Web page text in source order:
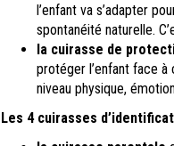
l’enfant va s’adapter
spontanéité naturelle.
la cuirasse de
protéger l’enfant face à
niveau physique,
Les 4 cuirasses